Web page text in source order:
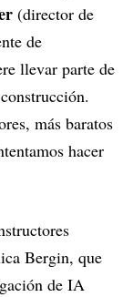
(director de
de
llevar parte de
más baratos
hacer
Bergin, que
de IA